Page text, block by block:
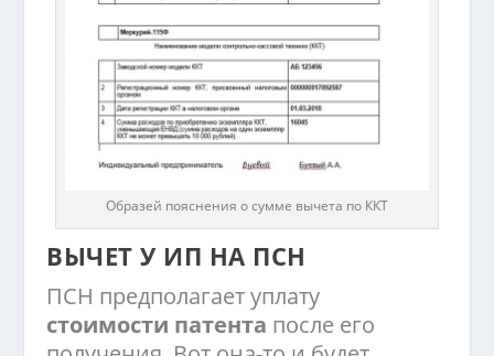
Образей пояснения о сумме вычета по ККТ
ВЫЧЕТ У ИП НА ПСН
ПСН предполагает уплату
стоимости патента после его